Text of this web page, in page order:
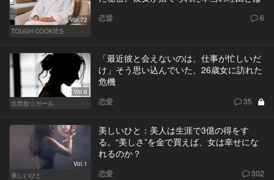
Vol.72
TOUGH COOKIES
恋愛 6
Vol.6
出世欲☆ガール
「最近彼と会えないのは、仕事が忙しいだ
け」そう思い込んでいた、26歳女に訪れた
危機
恋愛 35
Vol.1
美しいひと
美しいひと：美人は生涯で3億の得をす
る。“美しさ”を金で買えば、女は幸せにな
れるのか？
恋愛 302